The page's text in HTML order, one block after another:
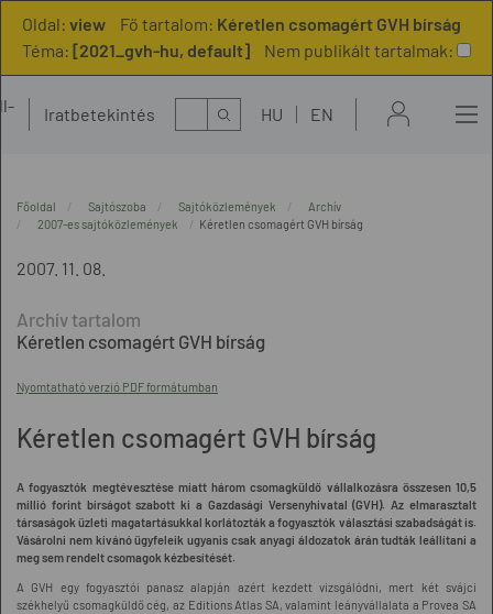
Oldal: view Fő tartalom: Kéretlen csomagért GVH bírság
Téma: [2021_gvh-hu, default] Nem publikált tartalmak:
Iratbetekintés Kereső HU EN
Főoldal Sajtószoba Sajtóközlemények
Archív
2007-es sajtóközlemények
Kéretlen csomagért GVH bírság
2007. 11. 08.
Kéretlen csomagért GVH bírság
Nyomtatható verzió PDF formátumban
Kéretlen csomagért GVH bírság
A fogyasztók megtévesztése miatt három csomagküldő vállalkozásra összesen 10,5
millió forint bírságot szabott ki a Gazdasági Versenyhivatal (GVH). Az elmarasztalt
társaságok üzleti magatartásukkal korlátozták a fogyasztók választási szabadságát is.
Vásárolni nem kívánó ügyfeleik ugyanis csak anyagi áldozatok árán tudták leállítani a
meg sem rendelt csomagok kézbesítését.
A GVH egy fogyasztói panasz alapján azért kezdett vizsgálódni, mert két svájci
székhelyű csomagküldő cég, az Editions Atlas SA, valamint leányvállalata a Provea SA